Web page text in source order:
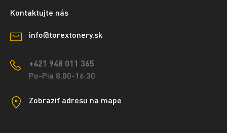
Kontaktujte nás
info@torextonery.sk
+421 948 011 365
Po-Pia 8.00-16.30
Zobraziť adresu na mape